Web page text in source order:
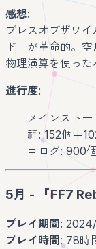
感想:
ブレスオブザワ
ド」が革命的。
物理演算を使った
進行度:
メインスト
祠: 152個中
コログ: 900
5月 - 『FF7
プレイ期間 :
プレイ時間 : 78時